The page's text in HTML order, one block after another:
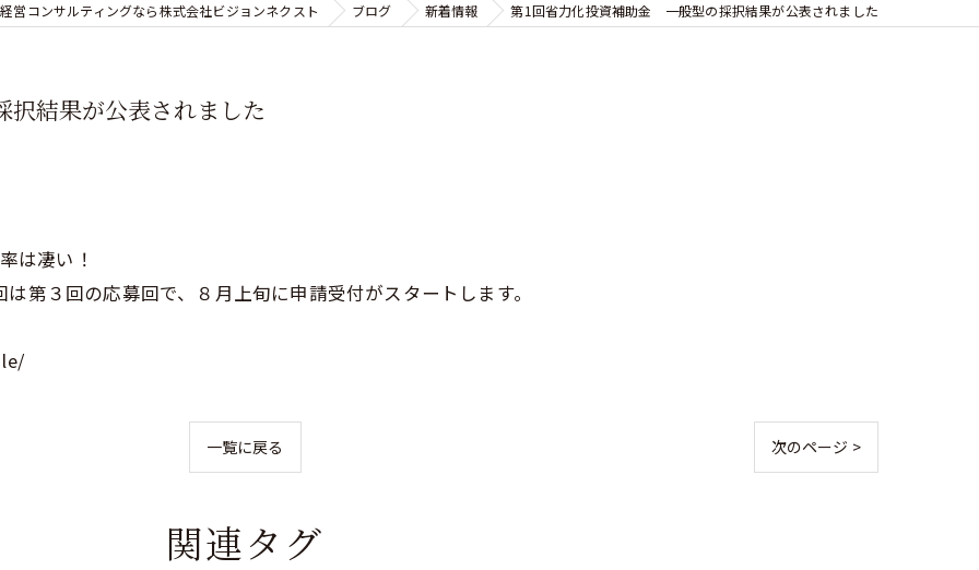
営コンサルティングなら株式会社ビジョンネクスト ブログ 新着情報 第1回省力化投資補助金 一般型の採択結果が公表されました
結果が公表されました
は凄い！
第３回の応募回で、８月上旬に申請受付がスタートします。
一覧に戻る 次のページ >
関連タグ